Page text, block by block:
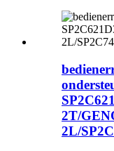
2T/
2L/